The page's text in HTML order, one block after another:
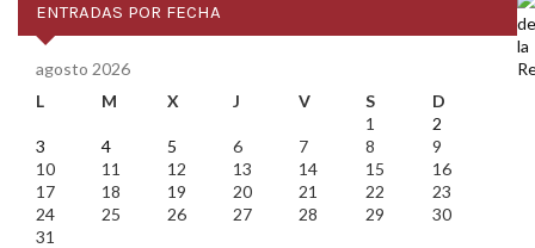
ENTRADAS POR FECHA
agosto 2026
L
M X J V S
D
1
2
3
4 5 6 7 8
9
10
11 12 13 14 15
16
17
18 19 20 21 22
23
24
25 26 27 28 29
30
31